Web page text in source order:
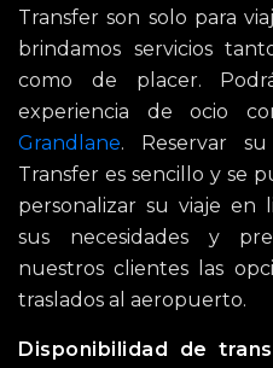
Transfer son solo para
brindamos servicios
como de placer.
experiencia de ocio
Grandlane. Reservar
Transfer es sencillo y se
personalizar su viaje en
sus necesidades y
nuestros clientes las
traslados al aeropuerto.
Disponibilidad de